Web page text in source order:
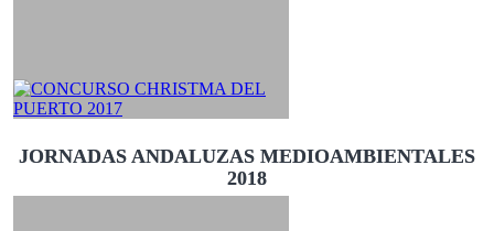
JORNADAS ANDALUZAS MEDIOAMBIENTALES
2018